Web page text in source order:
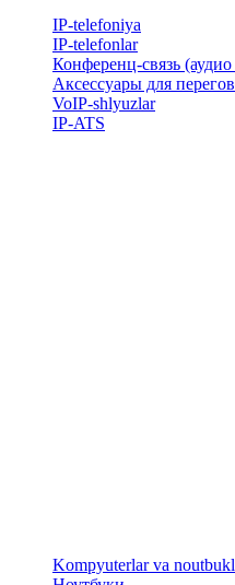
IP-telefoniya
​IP-telefonlar
Конференц-связь
Аксессуары для
VoIP-shlyuzlar
IP-ATS
​Kompyuterlar va